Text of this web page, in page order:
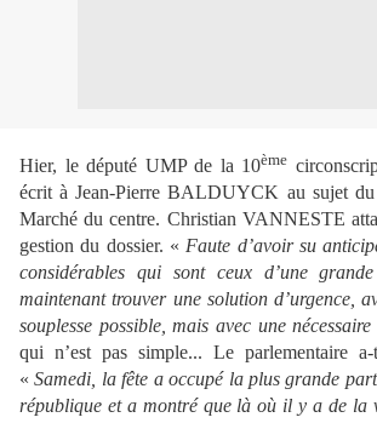
Hier, le député UMP de la 10ème
écrit à Jean-Pierre BALDUYCK au sujet du
Marché du centre. Christian VANNESTE
gestion du dossier. « Faute d’avoir su
considérables qui sont ceux d’une
maintenant trouver une solution d’urgence,
souplesse possible, mais avec une
qui n’est pas simple... Le parlementaire
«Samedi, la fête a occupé la plus grande
république et a montré que là où il y a de la